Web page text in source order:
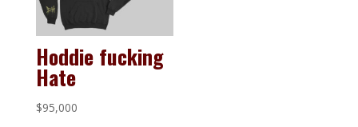
Hoddie fucking
Hate
$95,000